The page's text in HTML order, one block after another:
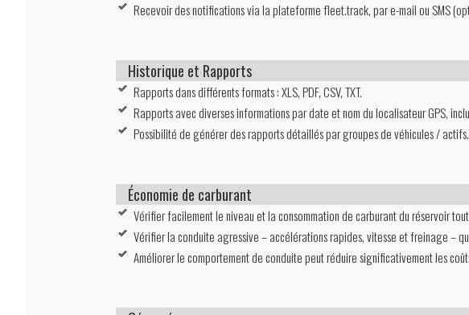
Recevoir des notifications via la plateforme fleet.track, par e-mail ou SMS
Historique et Rapports
Rapports dans différents formats : XLS, PDF, CSV, TXT.
Rapports avec diverses informations par date et nom du localisateur GPS,
Possibilité de générer des rapports détaillés par groupes de véhicules / actifs.
Économie de carburant
Vérifier facilement le niveau et la consommation de carburant du réservoir
Vérifier la conduite agressive – accélérations rapides, vitesse et freinage –
Améliorer le comportement de conduite peut réduire significativement les